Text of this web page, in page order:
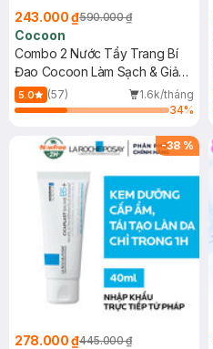
243.000 ₫590.000 ₫
Cocoon
Combo 2 Nước Tẩy Trang Bí
Đao Cocoon Làm Sạch & Giảm
Dầu 500ml
5.0 (57)
1.6k/tháng
34%
-38 %
278.000 ₫445.000 ₫